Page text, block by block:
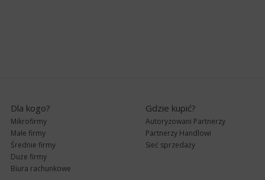
Dla kogo?
Mikrofirmy
Małe firmy
Średnie firmy
Duże firmy
Biura rachunkowe
Gdzie kupić?
Autoryzowani Partnerzy
Partnerzy Handlowi
Sieć sprzedaży